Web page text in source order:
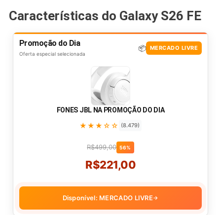
Características do Galaxy S26 FE
Promoção do Dia
Oferta especial selecionada
📦 MERCADO LIVRE
FONES JBL NA PROMOÇÃO DO DIA
★★★☆☆ (8.479)
R$499,00 56%
R$221,00
Disponível: MERCADO LIVRE→